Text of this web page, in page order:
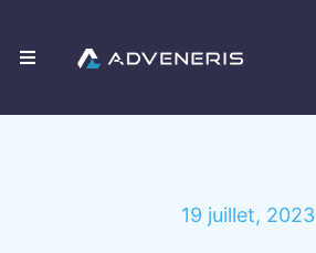
au
Toggle
19 juillet, 2023